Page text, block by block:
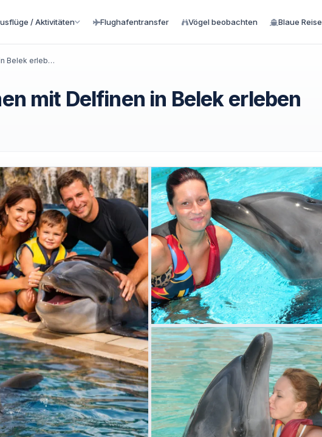
/ Aktivitäten Flughafentransfer Vögel beobachten Blaue Reise
Delfinshow und Schwimmen mit Delfinen in Belek erleben
mit Delfinen in Belek erleben